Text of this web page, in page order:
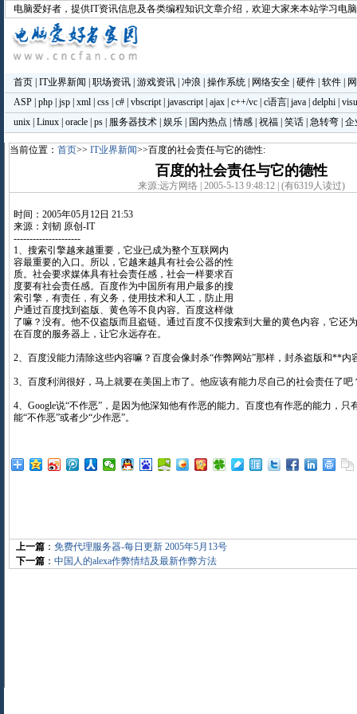
电脑爱好者 ，提供IT资讯信息及各类编程知识文章介绍，欢迎大家来本站学习电
首页| IT业界新闻 职场资讯| 游戏资讯| 冲浪 操作系统| 网络安全| 硬件| 软件|
ASP| php| jsp| xml| css| c#| vbscript| javascript| ajax| c++/vc| c语言| java| delphi|
unix| Linux| oracle| ps| 服务器技术| 娱乐| 国内热点 |情感| 祝福| 笑话| 急转弯| 企
当前位置： 首页>> IT业界新闻>>百度的社会责任与它的德性:
百度的社会责任与它的德性
来源:远方网络 | 2005-5-13 9:48:12 | (有6319人读过)
时间：2005年05月12日 21:53
来源：刘韧 原创-IT
---------------------
1、搜索引擎越来越重要，它业已成为整个互联网内
容最重要的入口。所以，它越来越具有社会公器的性
质。社会要求媒体具有社会责任感，社会一样要求百
度要有社会责任感。百度作为中国所有用户最多的搜
索引擎，有责任，有义务，使用技术和人工，防止用
户通过百度找到盗版、黄色等不良内容。百度这样做
了嘛？没有。他不仅盗版而且盗链。通过百度不仅搜索到大量的黄色内容，它还
在百度的服务器上，让它永远存在。
2、百度没能力清除这些内容嘛？百度会像封杀“作弊网站”那样，封杀盗版和**内
3、百度利润很好，马上就要在美国上市了。他应该有能力尽自己的社会责任了
4、Google说“不作恶”，是因为他深知他有作恶的能力。百度也有作恶的能力，只
能“不作恶”或者少“少作恶”。
上一篇 ： 免费代理服务器-每日更新 2005年5月13号
下一篇 ： 中国人的alexa作弊情结及最新作弊方法